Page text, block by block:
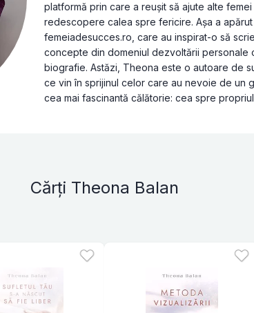
platformă prin care a reușit să ajute alte
redescopere calea spre fericire. Așa a
femeiadesucces.ro, care au inspirat-o să
concepte din domeniul dezvoltării personale
biografie. Astăzi, Theona este o autoare de
ce vin în sprijinul celor care au nevoie de un
cea mai fascinantă călătorie: cea spre
Cărți Theona Balan